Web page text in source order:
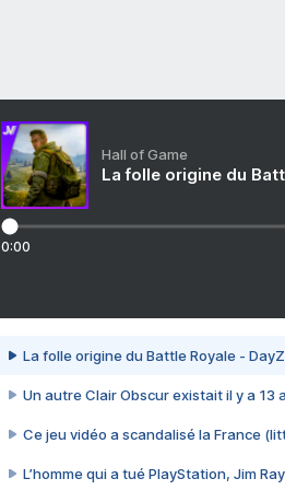
Hall of Game
La folle origine du
0:00
La folle origine du Battle Royale - DayZ
Un autre Clair Obscur existait il y a 13
Ce jeu vidéo a scandalisé la France
L’homme qui a tué PlayStation, Jim